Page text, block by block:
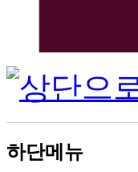
하단메뉴